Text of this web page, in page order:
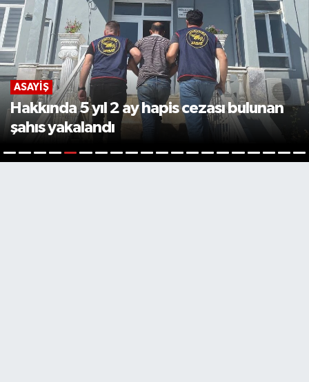
ASAYIŞ
Hakkında 5 yıl 2 ay hapis cezası bulunan
şahıs yakalandı